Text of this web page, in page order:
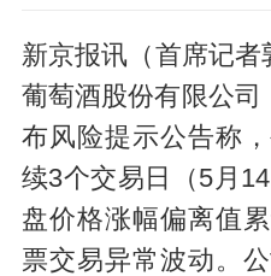
新京报讯（首席记
葡萄酒股份有限公司
布风险提示公告称
续3个交易日（5月
盘价格涨幅偏离值
票交易异常波动。